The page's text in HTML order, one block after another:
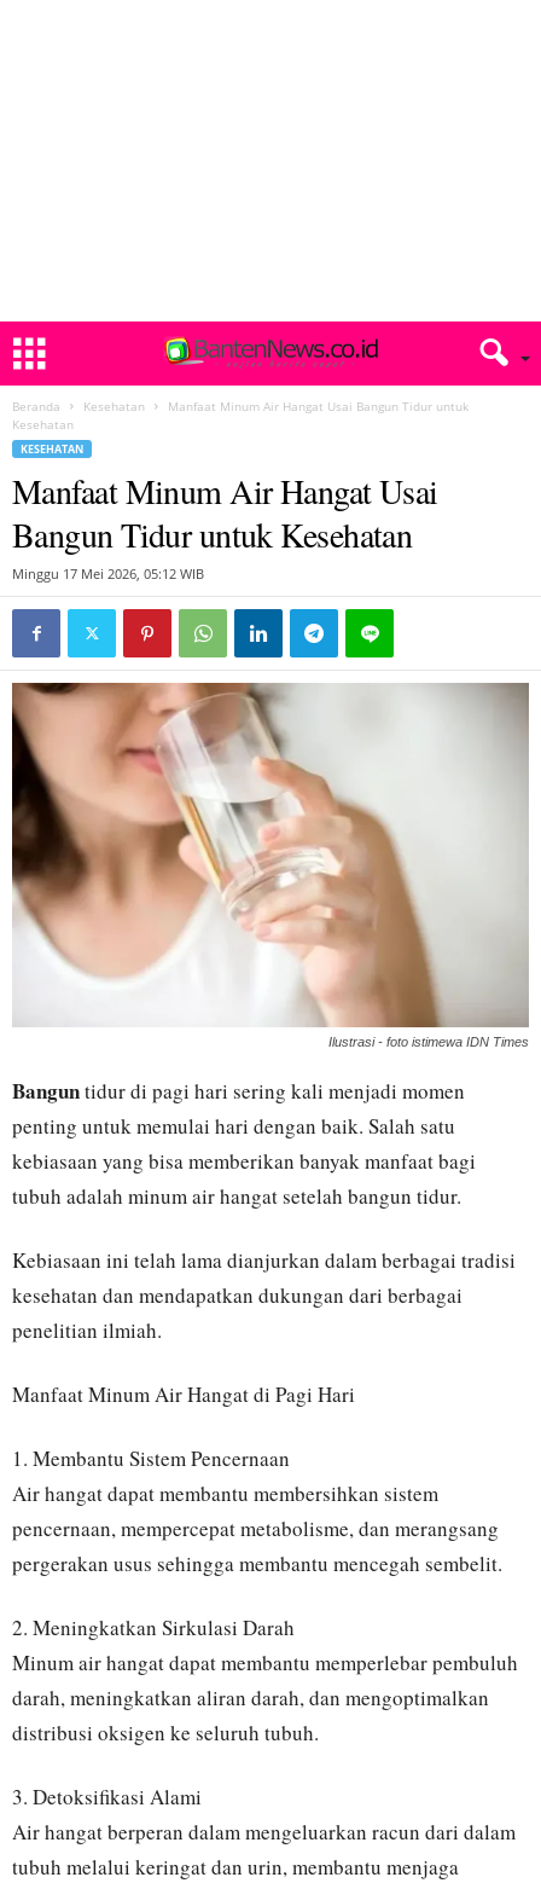
Beranda Kesehatan
Manfaat Minum Air Hangat Usai Bangun Tidur untuk
Kesehatan
KESEHATAN
Manfaat Minum Air Hangat Usai
Bangun Tidur untuk Kesehatan
Minggu 17 Mei 2026, 05:12 WIB
Ilustrasi - foto istimewa IDN Times
Banguntidur di pagi hari sering kali menjadi momen
penting untuk memulai hari dengan baik. Salah satu
kebiasaan yang bisa memberikan banyak manfaat bagi
tubuh adalah minum air hangat setelah bangun tidur.
Kebiasaan ini telah lama dianjurkan dalam berbagai tradisi
kesehatan dan mendapatkan dukungan dari berbagai
penelitian ilmiah.
Manfaat Minum Air Hangat di Pagi Hari
1. Membantu Sistem Pencernaan
Air hangat dapat membantu membersihkan sistem
pencernaan, mempercepat metabolisme, dan merangsang
pergerakan usus sehingga membantu mencegah sembelit.
2. Meningkatkan Sirkulasi Darah
Minum air hangat dapat membantu memperlebar pembuluh
darah, meningkatkan aliran darah, dan mengoptimalkan
distribusi oksigen ke seluruh tubuh.
3. Detoksifikasi Alami
Air hangat berperan dalam mengeluarkan racun dari dalam
tubuh melalui keringat dan urin, membantu menjaga